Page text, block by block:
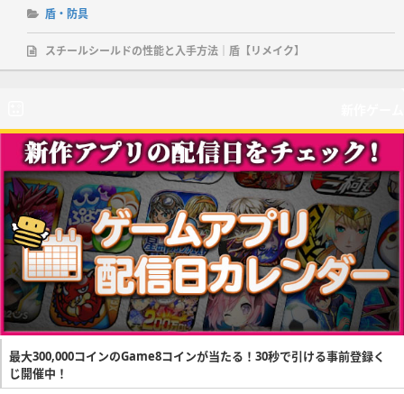
盾・防具
スチールシールドの性能と入手方法｜盾【リメイク】
最大300,000コインのGame8コインが当たる！30秒で引ける事前登録く
じ開催中！